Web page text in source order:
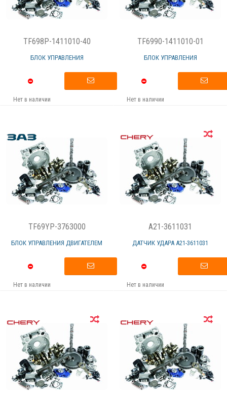
TF698P-1411010-40
БЛОК УПРАВЛЕНИЯ
Нет в наличии
TF6990-1411010-01
БЛОК УПРАВЛЕНИЯ
Нет в наличии
TF69YP-3763000
БЛОК УПРАВЛЕНИЯ ДВИГАТЕЛЕМ
Нет в наличии
A21-3611031
ДАТЧИК УДАРА А21-3611031
Нет в наличии